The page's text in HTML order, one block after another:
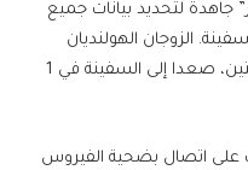
لتحديد بيانات جميع
الزوجان الهولنديان
المتوفيان، اللذان يُعتقد أنهما أول حالتين، صعدا إلى السفينة في 1
على اتصال بضحية الفيروس